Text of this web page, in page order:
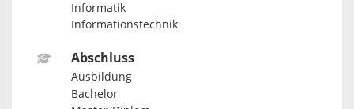
Informatik
Informationstechnik
Abschluss
Ausbildung
Bachelor